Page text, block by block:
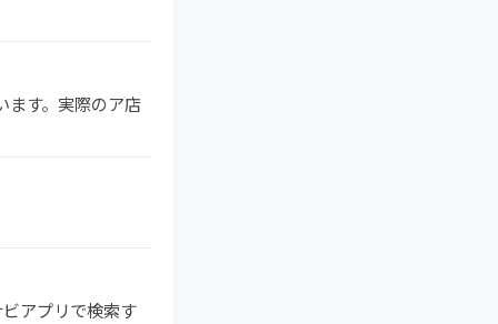
ます。実際のア店
アプリで検索す